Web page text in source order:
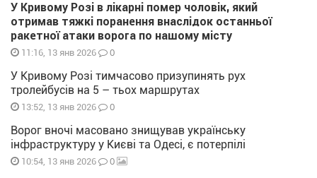
У Кривому Розі в лікарні помер чоловік, який
отримав тяжкі поранення внаслідок останньої
ракетної атаки ворога по нашому місту
11:16, 13 янв 2026 0
У Кривому Розі тимчасово призупинять рух
тролейбусів на 5 – тьох маршрутах
13:52, 13 янв 2026 0
Ворог вночі масовано знищував українську
інфраструктуру у Києві та Одесі, є потерпілі
10:54, 13 янв 2026 0